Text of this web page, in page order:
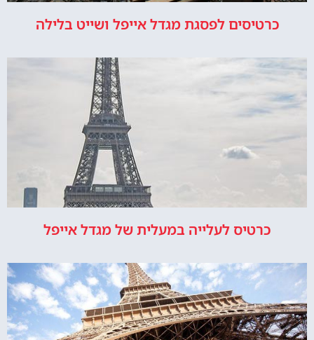
כרטיסים לפסגת מגדל אייפל ושייט בלילה
כרטיס לעלייה במעלית של מגדל אייפל